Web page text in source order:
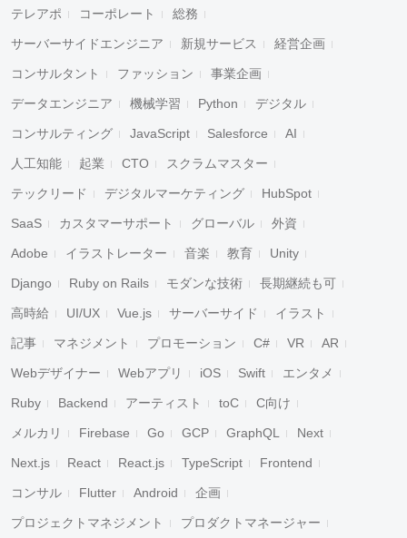
テレアポ コーポレート 総務
サーバーサイドエンジニア 新規サービス 経営企画
コンサルタント ファッション 事業企画
データエンジニア 機械学習 Python デジタル
コンサルティング JavaScript Salesforce AI
人工知能 起業 CTO スクラムマスター
テックリード デジタルマーケティング HubSpot
SaaS カスタマーサポート グローバル 外資
Adobe イラストレーター 音楽 教育 Unity
Django Ruby on Rails モダンな技術 長期継続も可
高時給 UI/UX Vue.js サーバーサイド イラスト
記事 マネジメント プロモーション C# VR AR
Webデザイナー Webアプリ iOS Swift エンタメ
Ruby Backend アーティスト toC C向け
メルカリ Firebase Go GCP GraphQL Next
Next.js React React.js TypeScript Frontend
コンサル Flutter Android 企画
プロジェクトマネジメント プロダクトマネージャー